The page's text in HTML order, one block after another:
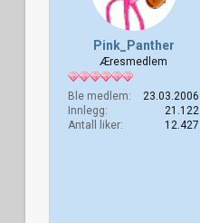
Pink_Panther
Æresmedlem
Ble medlem
23.03.2006
Innlegg
21.122
Antall liker
12.427